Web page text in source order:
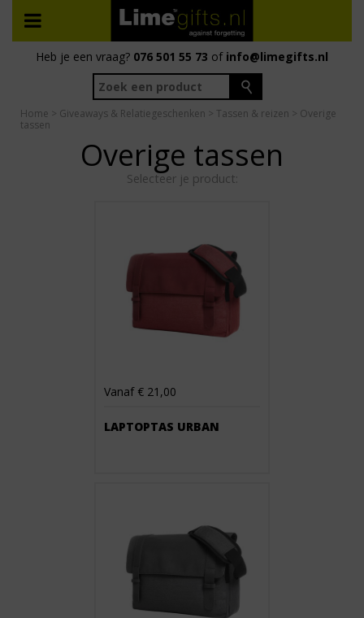
Heb je een vraag? 076 501 55 73 of info@limegifts.nl
Home > Giveaways & Relatiegeschenken > Tassen & reizen > Overige
tassen
Overige tassen
Selecteer je product:
Vanaf € 21,00
LAPTOPTAS URBAN